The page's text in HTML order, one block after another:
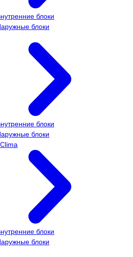
блоки
блоки
блоки
блоки
блоки
блоки